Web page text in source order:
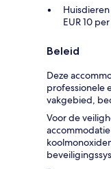
EUR 10
Beleid
Deze
professionele
vakgebied,
Voor de